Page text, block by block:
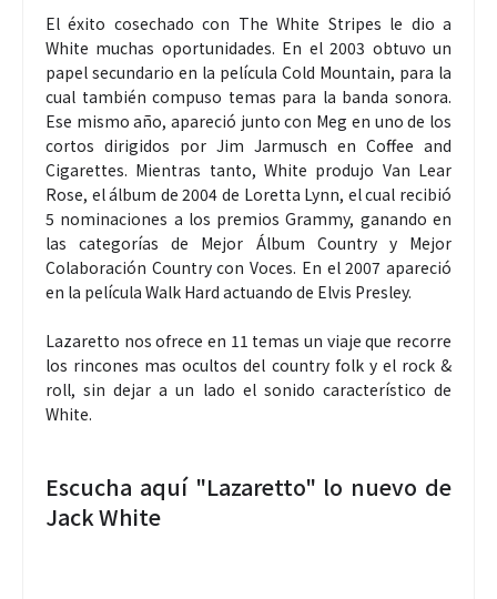
El éxito cosechado con The White Stripes le dio a
White muchas oportunidades. En el 2003 obtuvo un
papel secundario en la película Cold Mountain, para la
cual también compuso temas para la banda sonora.
Ese mismo año, apareció junto con Meg en uno de los
cortos dirigidos por Jim Jarmusch en Coffee and
Cigarettes. Mientras tanto, White produjo Van Lear
Rose, el álbum de 2004 de Loretta Lynn, el cual recibió
5 nominaciones a los premios Grammy, ganando en
las categorías de Mejor Álbum Country y Mejor
Colaboración Country con Voces. En el 2007 apareció
en la película Walk Hard actuando de Elvis Presley.
Lazaretto nos ofrece en 11 temas un viaje que recorre
los rincones mas ocultos del country folk y el rock &
roll, sin dejar a un lado el sonido característico de
White.
Escucha aquí "Lazaretto" lo nuevo de
Jack White